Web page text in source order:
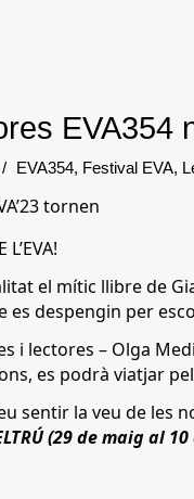
EVA354
/ EVA354, Festival EVA,
tornen
L’EVA!
el mític llibre de
es despengin per
i lectores – Olga
es podrà viatjar
sentir la veu de les
(29 de maig al